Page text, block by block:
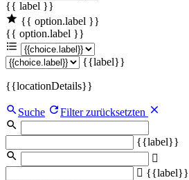
{{ label }}
{{ option.label }}
{{ option.label }}
{{label}}
{{locationDetails}}
Suche Filter zurücksetzten
{{label}}
{{label}}